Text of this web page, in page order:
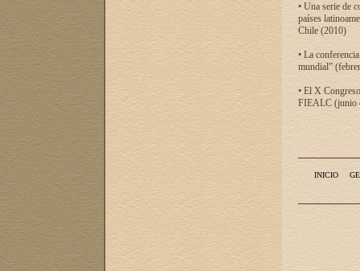
• Una serie de
países
Chile (2010)
• La
mundial”
• El X
FIEALC (junio
INICIO